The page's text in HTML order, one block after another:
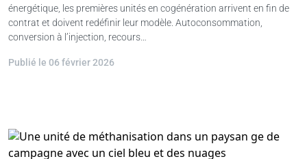
énergétique, les premières unités en cogénération arrivent en fin de
contrat et doivent redéfinir leur modèle. Autoconsommation,
conversion à l’injection, recours…
Publié le 06 février 2026